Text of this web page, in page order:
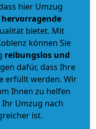
hier Umzug
hervorragende
bietet. Mit
können Sie
reibungslos und
dafür, dass Ihre
erfüllt werden. Wir
Ihnen zu helfen
Umzug nach
ist.